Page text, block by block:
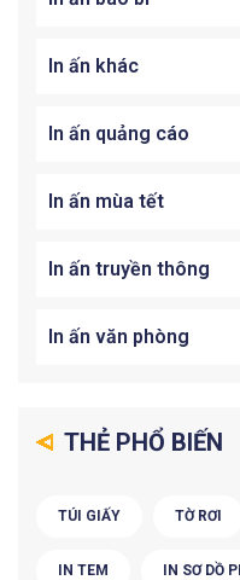
In ấn khác
In ấn quảng cáo
In ấn mùa tết
In ấn truyền thông
In ấn văn phòng
THẺ PHỔ BIẾN
TÚI GIẤY TỜ RƠI
IN TEM IN SƠ DỒ